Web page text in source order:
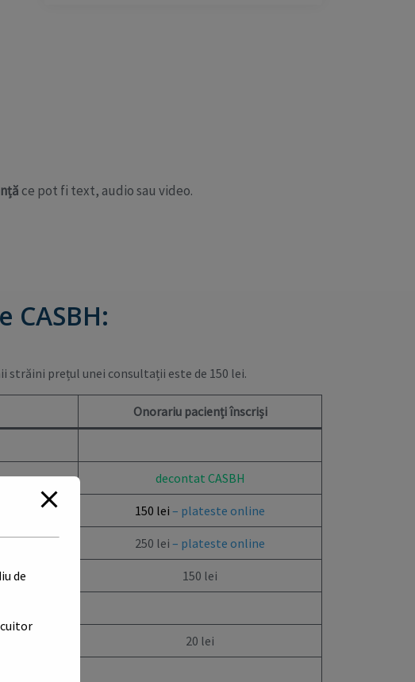
ce pot fi text, audio sau video.
străini prețul unei consultații este de 150 lei.
Onorariu pacienți înscriși
decontat CASBH
150 lei – plateste online
250 lei – plateste online
150 lei
20 lei
de